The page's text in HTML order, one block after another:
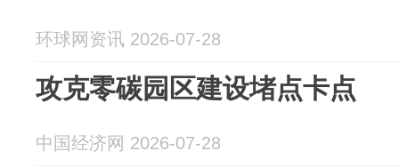
环球网资讯 2026-07-28
攻克零碳园区建设堵点卡点
中国经济网 2026-07-28